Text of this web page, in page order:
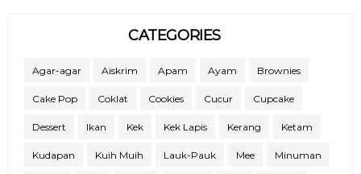
CATEGORIES
Agar-agar Aiskrim Apam Ayam Brownies
Cake Pop Coklat Cookies Cucur Cupcake
Dessert Ikan Kek Kek Lapis Kerang Ketam
Kudapan Kuih Muih Lauk-Pauk Mee Minuman